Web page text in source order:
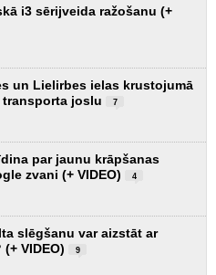
i3 sērijveida ražošanu (+
un Lielirbes ielas krustojumā
joslu
7
par jaunu krāpšanas
zvani (+ VIDEO)
4
slēgšanu var aizstāt ar
VIDEO)
9